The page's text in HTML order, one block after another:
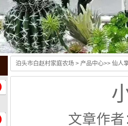
泊头市白赵村家庭农场 > 产品中心>> 仙人
文章作